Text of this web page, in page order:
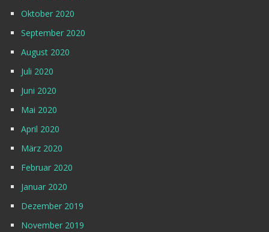
Oktober 2020
September 2020
August 2020
Juli 2020
Juni 2020
Mai 2020
April 2020
März 2020
Februar 2020
Januar 2020
Dezember 2019
November 2019